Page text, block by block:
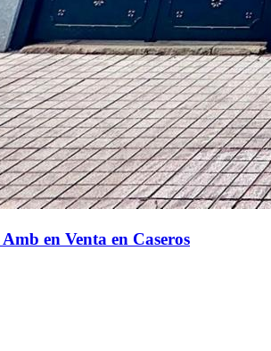
en Venta en Caseros